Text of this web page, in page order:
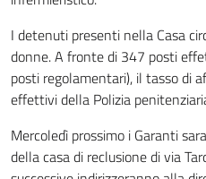
I detenuti presenti nella Casa
donne. A fronte di 347 posti
posti regolamentari), il tasso di
effettivi della Polizia
Mercoledì prossimo i Garanti
della casa di reclusione di via